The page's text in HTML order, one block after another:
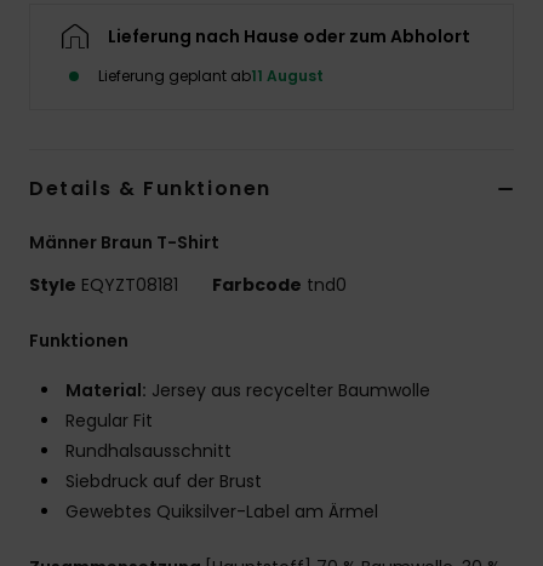
Lieferung nach Hause oder zum Abholort
Lieferung geplant ab11 August
Details & Funktionen
Männer Braun T-Shirt
Style EQYZT08181 Farbcode tnd0
Funktionen
Material: Jersey aus recycelter Baumwolle
Regular Fit
Rundhalsausschnitt
Siebdruck auf der Brust
Gewebtes Quiksilver-Label am Ärmel